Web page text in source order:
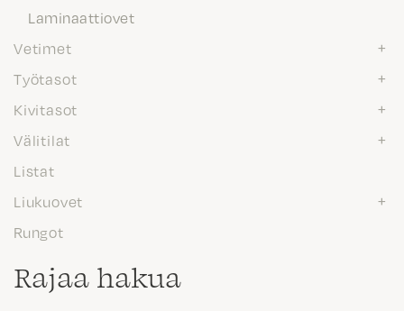
Laminaattiovet
Vetimet
Työtasot
Kivitasot
Välitilat
Listat
Liukuovet
Rungot
Rajaa hakua